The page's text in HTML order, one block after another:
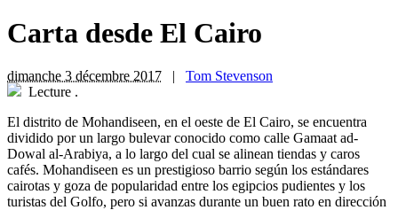
Carta desde El Cairo
dimanche 3 décembre 2017 | Tom Stevenson
Lecture .
El distrito de Mohandiseen, en el oeste de El Cairo, se encuentra
dividido por un largo bulevar conocido como calle Gamaat ad-
Dowal al-Arabiya, a lo largo del cual se alinean tiendas y caros
cafés. Mohandiseen es un prestigioso barrio según los estándares
cairotas y goza de popularidad entre los egipcios pudientes y los
turistas del Golfo, pero si avanzas durante un buen rato en dirección